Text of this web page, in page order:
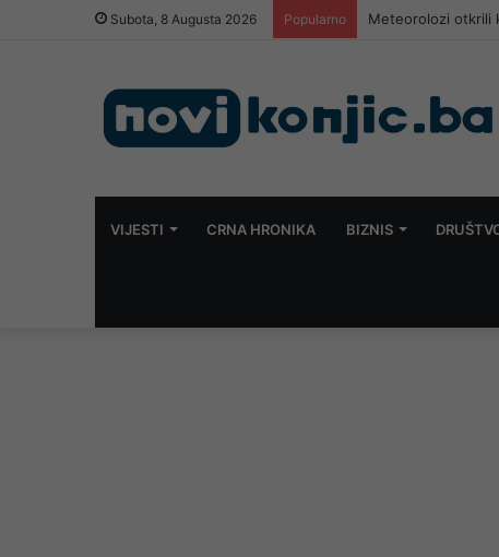
Subota, 8 Augusta 2026 Popularno Meteorolozi otkrili
VIJESTI CRNA HRONIKA BIZNIS